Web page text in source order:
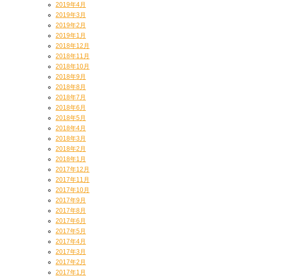
2019年4月
2019年3月
2019年2月
2019年1月
2018年12月
2018年11月
2018年10月
2018年9月
2018年8月
2018年7月
2018年6月
2018年5月
2018年4月
2018年3月
2018年2月
2018年1月
2017年12月
2017年11月
2017年10月
2017年9月
2017年8月
2017年6月
2017年5月
2017年4月
2017年3月
2017年2月
2017年1月